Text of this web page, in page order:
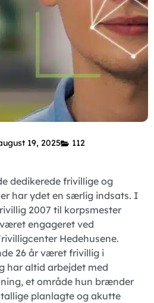
19, 2025 112
dedikerede frivillige og
har ydet en særlig indsats. I
2007 til korpsmester
engageret ved
Hedehusene.
26 år været frivillig i
har altid arbejdet med
et område hun brænder
planlagte og akutte